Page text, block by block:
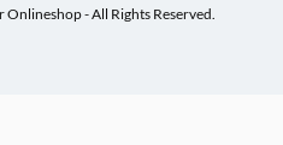
- All Rights Reserved.